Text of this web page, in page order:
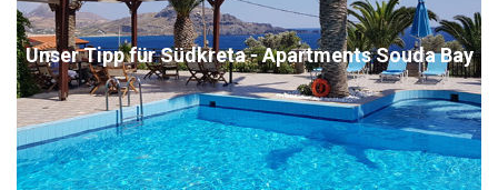
Unser Tipp für Südkreta - Apartments Souda Bay